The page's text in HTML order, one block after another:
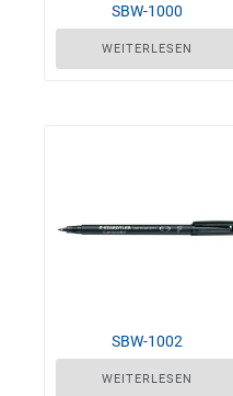
SBW-1000
WEITERLESEN
SBW-1002
WEITERLESEN